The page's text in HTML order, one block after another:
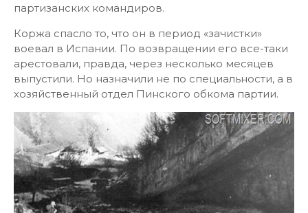
партизанских командиров.
Коржа спасло то, что он в период «зачистки»
воевал в Испании. По возвращении его все-таки
арестовали, правда, через несколько месяцев
выпустили. Но назначили не по специальности, а в
хозяйственный отдел Пинского обкома партии.